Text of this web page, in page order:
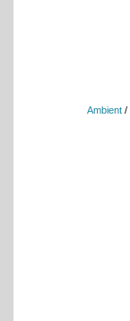
Ambient /